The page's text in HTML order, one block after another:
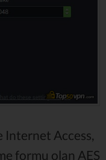
Internet Access,
formu olan AES